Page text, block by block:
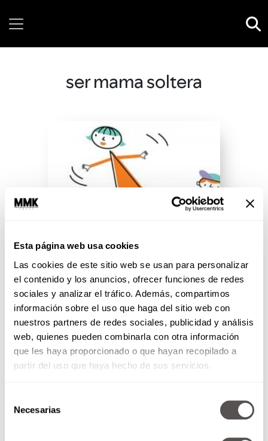
Esta página web usa cookies
Las cookies de este sitio web se usan para personalizar
el contenido y los anuncios, ofrecer funciones de redes
sociales y analizar el tráfico. Además, compartimos
información sobre el uso que haga del sitio web con
nuestros partners de redes sociales, publicidad y análisis
web, quienes pueden combinarla con otra información
que les haya proporcionado o que hayan recopilado a
partir del uso que haya hecho de sus servicios.
Necesarias
ser mama soltera
Ser mamá soltera
Te ahorras la suegra, puedes
dormir atravesada en el colchón
y le sacas jugo a eso de más vale
sola...